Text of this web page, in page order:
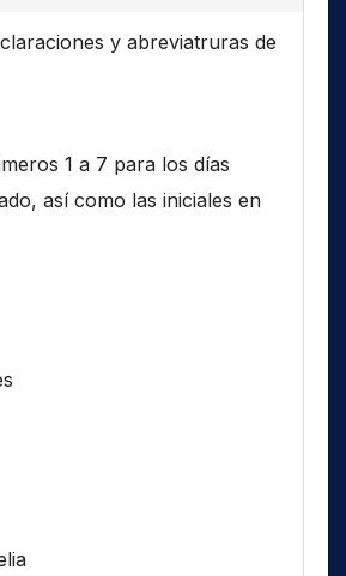
y abreviatruras de
1 a 7 para los días
así como las iniciales en